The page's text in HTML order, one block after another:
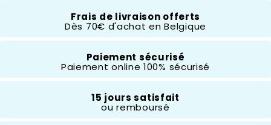
- 10 Cm
Robin Des Bois
Frais de livraison offerts
Dès 70€ d'achat en Belgique
Paiement sécurisé
Paiement online 100% sécurisé
15 jours satisfait
ou remboursé